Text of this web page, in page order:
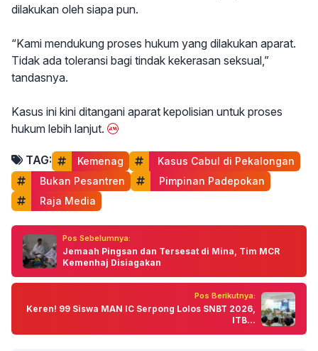
dilakukan oleh siapa pun.
“Kami mendukung proses hukum yang dilakukan aparat.
Tidak ada toleransi bagi tindak kekerasan seksual,”
tandasnya.
Kasus ini kini ditangani aparat kepolisian untuk proses
hukum lebih lanjut.
TAG: Kemenag
Kasus Cabul di Pekalongan
Bukan Pesantren
Pimpinan Padepokan
Raja Media
Pos Sebelumnya:
Jemaah Pingsan dan Tersesat di Mina, Tim MCR
Kemenhaj Disiagakan
Pos Berikutnya:
Keren! 99 Siswa MAN IC Serpong Lolos SNBT 2026,
ITB...